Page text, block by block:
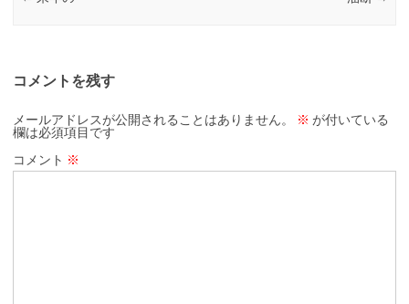
コメントを残す
メールアドレスが公開されることはありません。 ※ が付いている
欄は必須項目です
コメント ※